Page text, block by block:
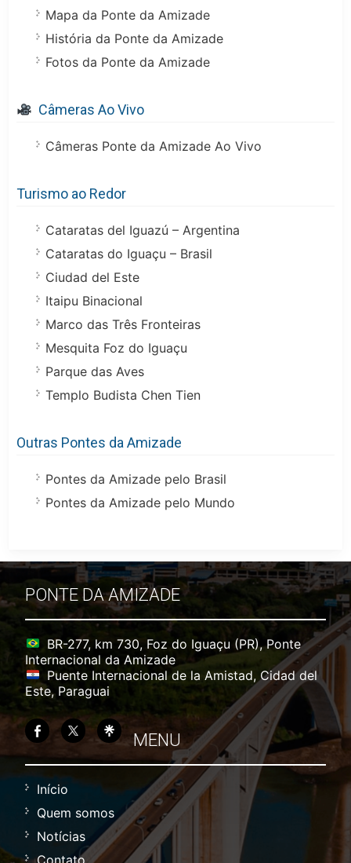
Mapa da Ponte da Amizade
História da Ponte da Amizade
Fotos da Ponte da Amizade
Câmeras Ao Vivo
Câmeras Ponte da Amizade Ao Vivo
Turismo ao Redor
Cataratas del Iguazú – Argentina
Cataratas do Iguaçu – Brasil
Ciudad del Este
Itaipu Binacional
Marco das Três Fronteiras
Mesquita Foz do Iguaçu
Parque das Aves
Templo Budista Chen Tien
Outras Pontes da Amizade
Pontes da Amizade pelo Brasil
Pontes da Amizade pelo Mundo
PONTE DA AMIZADE
BR-277, km 730, Foz do Iguaçu (PR), Ponte
Internacional da Amizade
Puente Internacional de la Amistad, Cidad del
Este, Paraguai
MENU
Início
Quem somos
Notícias
Contato